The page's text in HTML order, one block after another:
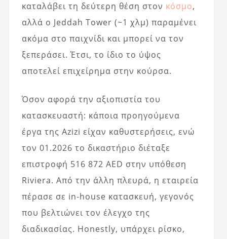
καταλάβει τη δεύτερη θέση στον κόσμο,
αλλά ο Jeddah Tower (~1 χλμ) παραμένει
ακόμα στο παιχνίδι και μπορεί να τον
ξεπεράσει. Έτσι, το ίδιο το ύψος
αποτελεί επιχείρημα στην κούρσα.
Όσον αφορά την αξιοπιστία του
κατασκευαστή: κάποια προηγούμενα
έργα της Azizi είχαν καθυστερήσεις, ενώ
τον 01.2026 το δικαστήριο διέταξε
επιστροφή 516 872 AED στην υπόθεση
Riviera. Από την άλλη πλευρά, η εταιρεία
πέρασε σε in‑house κατασκευή, γεγονός
που βελτιώνει τον έλεγχο της
διαδικασίας. Honestly, υπάρχει ρίσκο,